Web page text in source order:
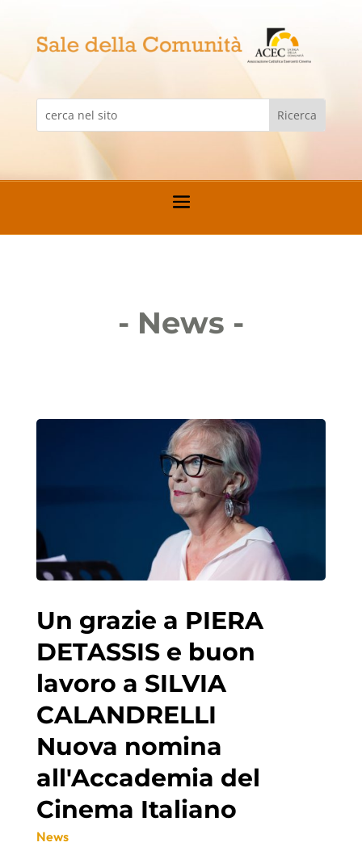
- News -
Un grazie a PIERA
DETASSIS e buon
lavoro a SILVIA
CALANDRELLI
Nuova nomina
all'Accademia del
Cinema Italiano
News